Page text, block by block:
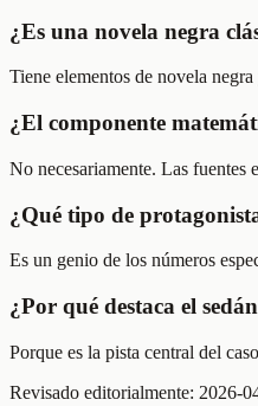
¿Es una novela negra
Tiene elementos de novela
¿El componente
No necesariamente. Las fuentes
¿Qué tipo de
Es un genio de los números
¿Por qué destaca el
Porque es la pista central del
Revisado editorialmente: 2026-